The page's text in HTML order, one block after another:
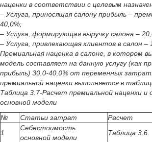
наценки в соответствии с целевым
– Услуга, приносящая салону прибыль –
40,0%;
– Услуга, формирующая выручку салона –
– Услуга, привлекающая клиентов в салон –
Премиальная наценка в салоне, в котором
модель составляет на данную услугу (как
прибыль) 30,0-40,0% от переменных
премиальной наценки выполняется в
Таблица 3.7-Расчет премиальной наценки и
основной модели
№
Статьи затрат Расчет
1
Себестоимость
основной модели
Таблица 3.6.